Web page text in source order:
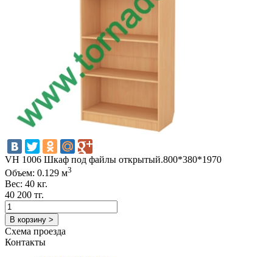
VH 1006 Шкаф под файлы открытый.800*380*1970
Объем: 0.129 м3
Вес: 40 кг.
40 200 тг.
В корзину >
Схема проезда
Контакты